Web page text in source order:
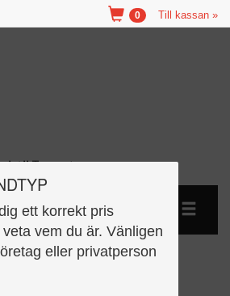
ett korrekt pris
vem du är. Vänligen
eller privatperson
Till kassan »
0
mig klockan B